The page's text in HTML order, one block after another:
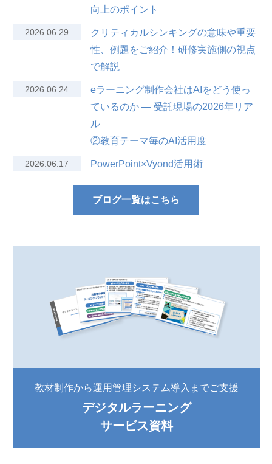
向上のポイント
2026.06.29
クリティカルシンキングの意味や重要
性、例題をご紹介！研修実施側の視点
で解説
2026.06.24
eラーニング制作会社はAIをどう使っ
ているのか — 受託現場の2026年リア
ル
②教育テーマ毎のAI活用度
2026.06.17 PowerPoint×Vyond活用術
ブログ一覧はこちら
教材制作から運用管理システム導入までご支援
デジタルラーニング
サービス資料